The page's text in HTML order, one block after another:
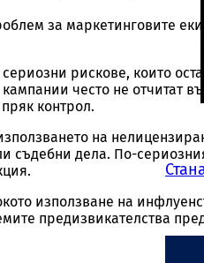
за маркетинговите
рискове, които
често не отчитат
контрол.
на
дела. По-
използване на
предизвикателства